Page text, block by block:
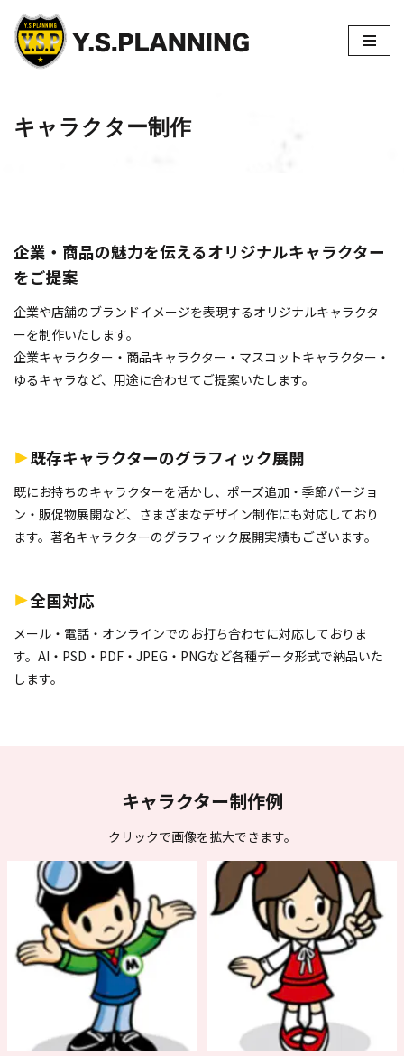
コ
ン
ツ
プ
キャラクター制作
企業・商品の魅力を伝えるオリジナルキャラクター
をご提案
企業や店舗のブランドイメージを表現するオリジナルキャラクタ
ーを制作いたします。
企業キャラクター・商品キャラクター・マスコットキャラクター・
ゆるキャラなど、用途に合わせてご提案いたします。
既存キャラクターのグラフィック展開
既にお持ちのキャラクターを活かし、ポーズ追加・季節バージョ
ン・販促物展開など、さまざまなデザイン制作にも対応しており
ます。著名キャラクターのグラフィック展開実績もございます。
全国対応
メール・電話・オンラインでのお打ち合わせに対応しておりま
す。AI・PSD・PDF・JPEG・PNGなど各種データ形式で納品いた
します。
キャラクター制作例
クリックで画像を拡大できます。